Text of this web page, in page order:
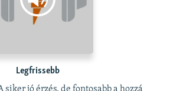
Legfrissebb